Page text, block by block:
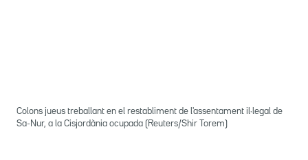
Colons jueus treballant en el restabliment de l'assentament il·legal de
Sa-Nur, a la Cisjordània ocupada (Reuters/Shir Torem)